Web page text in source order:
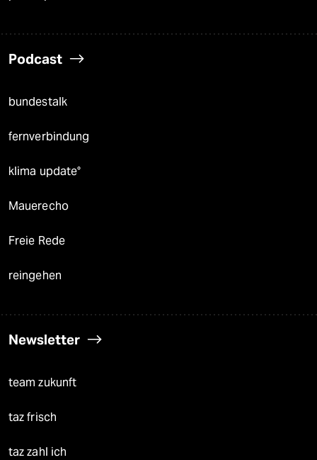
Podcast
bundestalk
fernverbindung
klima update°
Mauerecho
Freie Rede
reingehen
Newsletter
team zukunft
taz frisch
taz zahl ich